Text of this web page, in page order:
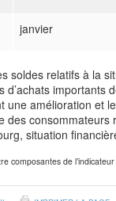
janvier
soldes relatifs à la
d’achats importants
une amélioration et
des consommateurs
situation
composantes de